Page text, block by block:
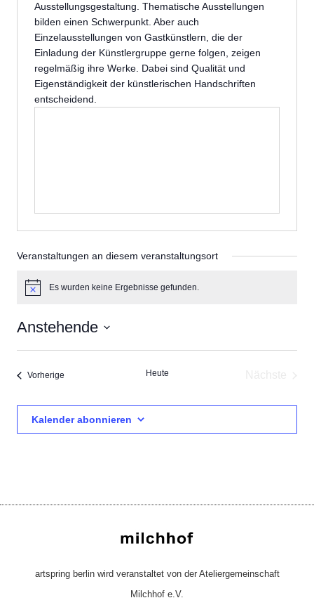
Ausstellungsgestaltung. Thematische Ausstellungen
bilden einen Schwerpunkt. Aber auch
Einzelausstellungen von Gastkünstlern, die der
Einladung der Künstlergruppe gerne folgen, zeigen
regelmäßig ihre Werke. Dabei sind Qualität und
Eigenständigkeit der künstlerischen Handschriften
entscheidend.
Veranstaltungen an diesem veranstaltungsort
HinweisEs wurden keine Ergebnisse gefunden.
Anstehende
Datum
Vorherige Heute
Kalender abonnieren
artspring berlin wird veranstaltet von der Ateliergemeinschaft
Milchhof e.V.